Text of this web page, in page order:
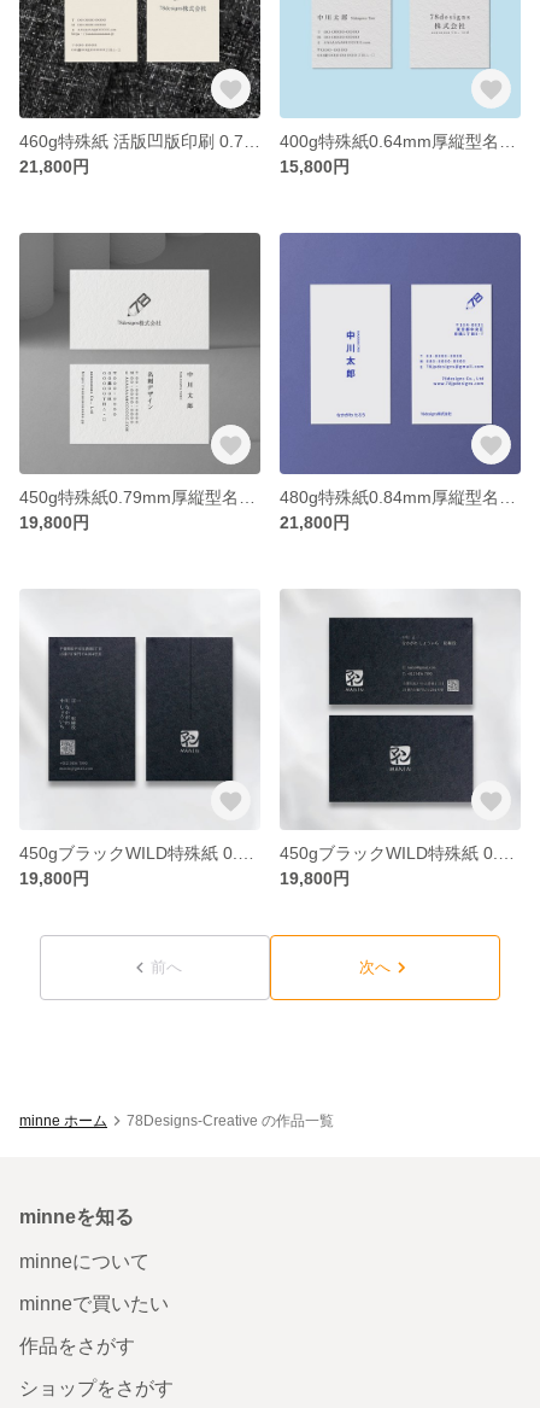
21,800円
15,800円
19,800円
21,800円
19,800円
19,800円
前へ 次へ
minne ホーム 78Designs-Creative の作品一覧
minneを知る
minneについて
minneで買いたい
作品をさがす
ショップをさがす